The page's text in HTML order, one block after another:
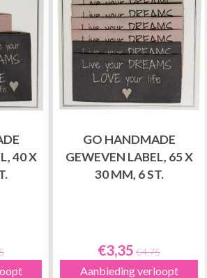
40 X
GO HANDMADE
GEWEVEN LABEL, 65 X
30 MM, 6 ST.
€3,35 €4,75
Aanbieding verloopt